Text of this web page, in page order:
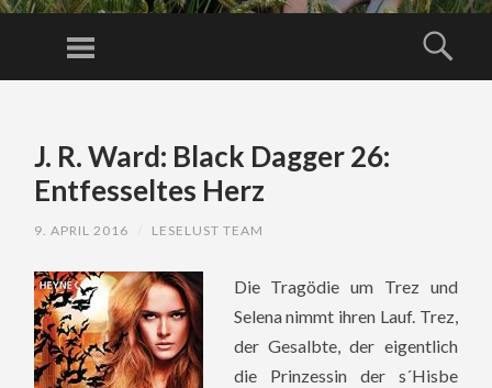
Menu
CONTENTJ. R. Ward: Black Dagger 26:
Entfesseltes Herz
9. APRIL 2016 LESELUST TEAM
Die Tragödie um Trez und
Selena nimmt ihren Lauf. Trez,
der Gesalbte, der eigentlich
die Prinzessin der s´Hisbe